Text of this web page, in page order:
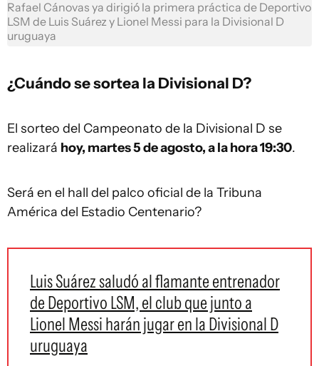
Rafael Cánovas ya dirigió la primera práctica de Deportivo
LSM de Luis Suárez y Lionel Messi para la Divisional D
uruguaya
¿Cuándo se sortea la Divisional D?
El sorteo del Campeonato de la Divisional D se
realizará hoy, martes 5 de agosto, a la hora 19:30.
Será en el hall del palco oficial de la Tribuna
América del Estadio Centenario?
Luis Suárez saludó al flamante entrenador
de Deportivo LSM, el club que junto a
Lionel Messi harán jugar en la Divisional D
uruguaya